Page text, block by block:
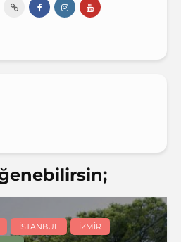
İSTANBUL
İZMIR